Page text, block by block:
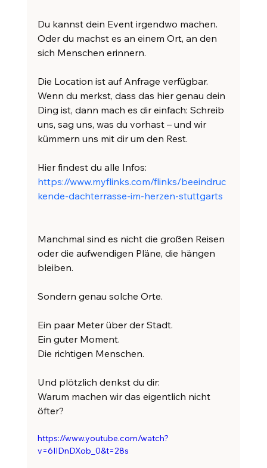
Du kannst dein Event irgendwo machen.
Oder du machst es an einem Ort, an den
sich Menschen erinnern.
Die Location ist auf Anfrage verfügbar.
Wenn du merkst, dass das hier genau dein
Ding ist, dann mach es dir einfach: Schreib
uns, sag uns, was du vorhast – und wir
kümmern uns mit dir um den Rest.
Hier findest du alle Infos:
https://www.myflinks.com/flinks/beeindruc
kende-dachterrasse-im-herzen-stuttgarts
Manchmal sind es nicht die großen Reisen
oder die aufwendigen Pläne, die hängen
bleiben.
Sondern genau solche Orte.
Ein paar Meter über der Stadt.
Ein guter Moment.
Die richtigen Menschen.
Und plötzlich denkst du dir:
Warum machen wir das eigentlich nicht
öfter?
https://www.youtube.com/watch?
v=6IIDnDXob_0&t=28s